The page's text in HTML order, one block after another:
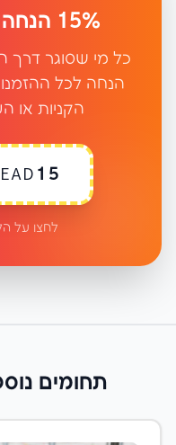
15% הנחה על כל ההזמנות!
הנחה לכל
הקניות או
לחצו על
תחומים